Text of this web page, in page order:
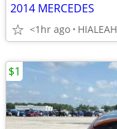
2014 MERCEDES
<1hr ago HIALEAH
$1